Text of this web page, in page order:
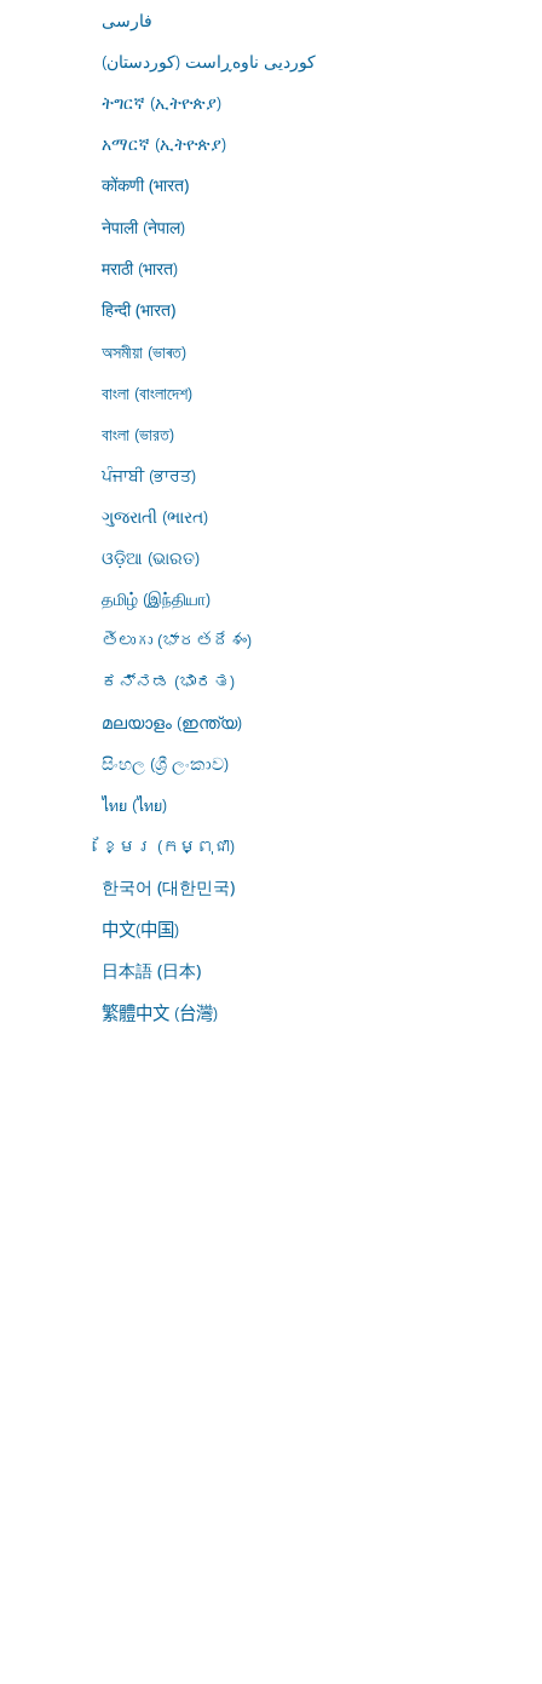
فارسى
کوردیی ناوەڕاست (کوردستان)
ትግርኛ (ኢትዮጵያ)
አማርኛ (ኢትዮጵያ)
कोंकणी (भारत)
नेपाली (नेपाल)
मराठी (भारत)
हिन्दी (भारत)
অসমীয়া (ভাৰত)
বাংলা (বাংলাদেশ)
বাংলা (ভারত)
ਪੰਜਾਬੀ (ਭਾਰਤ)
ગુજરાતી (ભારત)
ଓଡ଼ିଆ (ଭାରତ)
தமிழ் (இந்தியா)
తెలుగు (భారతదేశం)
ಕನ್ನಡ (ಭಾರತ)
മലയാളം (ഇന്ത്യ)
සිංහල (ශ්‍රී ලංකාව)
ไทย (ไทย)
ខ្មែរ (កម្ពុជា)
한국어 (대한민국)
中文(中国)
日本語 (日本)
繁體中文 (台灣)